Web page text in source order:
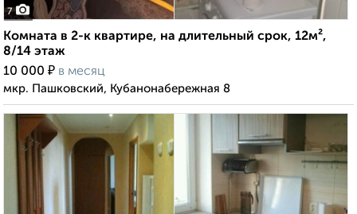
7
Комната в 2-к квартире, на длительный срок, 12м²,
8/14 этаж
10 000 ₽ в месяц
мкр. Пашковский, Кубанонабережная 8